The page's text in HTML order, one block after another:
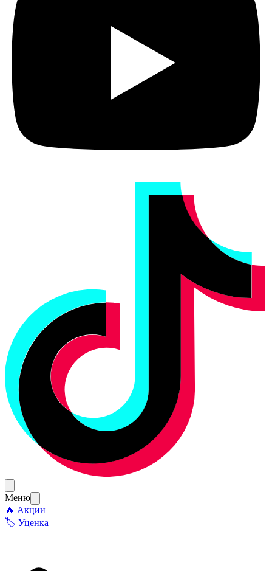
Меню
🔥 Акции
🏷 Уценка